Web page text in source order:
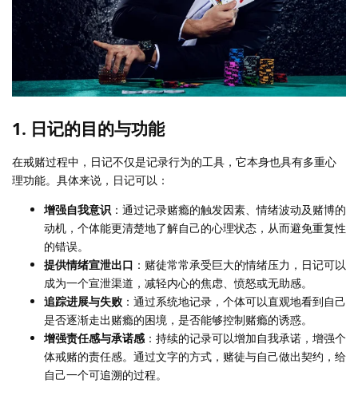
1. 日记的目的与功能
在戒赌过程中，日记不仅是记录行为的工具，它本身也具有多重心
理功能。具体来说，日记可以：
增强自我意识 ：通过记录赌瘾的触发因素、情绪波动及赌博的
动机，个体能更清楚地了解自己的心理状态，从而避免重复性
的错误。
提供情绪宣泄出口 ：赌徒常常承受巨大的情绪压力，日记可以
成为一个宣泄渠道，减轻内心的焦虑、愤怒或无助感。
追踪进展与失败 ：通过系统地记录，个体可以直观地看到自己
是否逐渐走出赌瘾的困境，是否能够控制赌瘾的诱惑。
增强责任感与承诺感 ：持续的记录可以增加自我承诺，增强个
体戒赌的责任感。通过文字的方式，赌徒与自己做出契约，给
自己一个可追溯的过程。